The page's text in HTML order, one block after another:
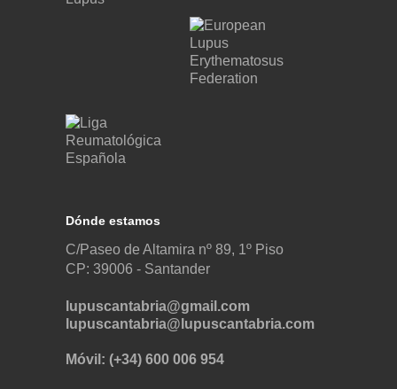
Dónde estamos
C/Paseo de Altamira nº 89, 1º Piso
CP: 39006 - Santander
lupuscantabria@gmail.com
lupuscantabria@lupuscantabria.com
Móvil: (+34) 600 006 954